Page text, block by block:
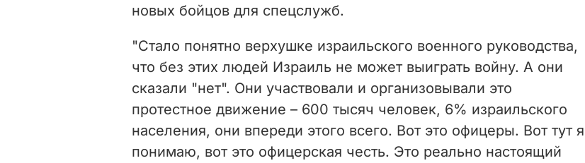
o
новых бойцов для спецслужб.
"Стало понятно верхушке израильского военного руководства,
что без этих людей Израиль не может выиграть войну. А они
сказали "нет". Они участвовали и организовывали это
протестное движение – 600 тысяч человек, 6% израильского
населения, они впереди этого всего. Вот это офицеры. Вот тут я
понимаю, вот это офицерская честь. Это реально настоящий